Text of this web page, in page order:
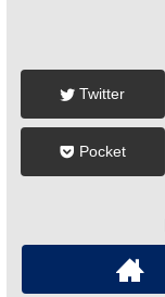
Twitter
Pocket